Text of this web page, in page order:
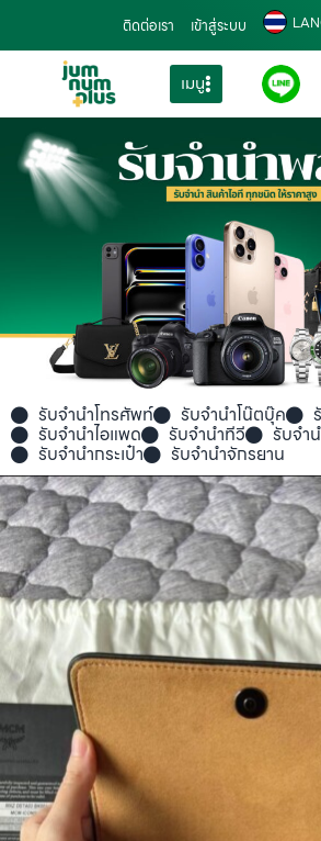
ติดต่อเรา เข้าสู่ระบบ
เมนู
รับจำนำโทรศัพท์ รับจำนำโน๊ตบุ๊ค
รับจำนำไอแพด รับจำนำทีวี รับจำ
รับจำนำกระเป๋า รับจำนำจักรยาน